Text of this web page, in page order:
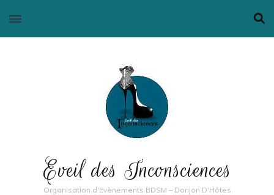
Eveil des Inconsciences
Organisation d'Evènements BDSM – Donjon D'Hôtes